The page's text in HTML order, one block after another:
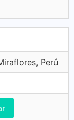
Perú